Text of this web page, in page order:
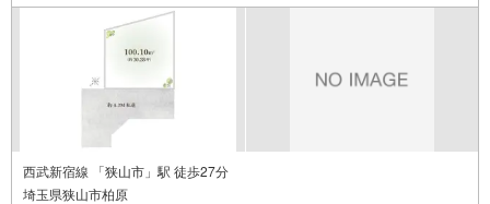
西武新宿線 「狭山市」駅 徒歩27分
埼玉県狭山市柏原